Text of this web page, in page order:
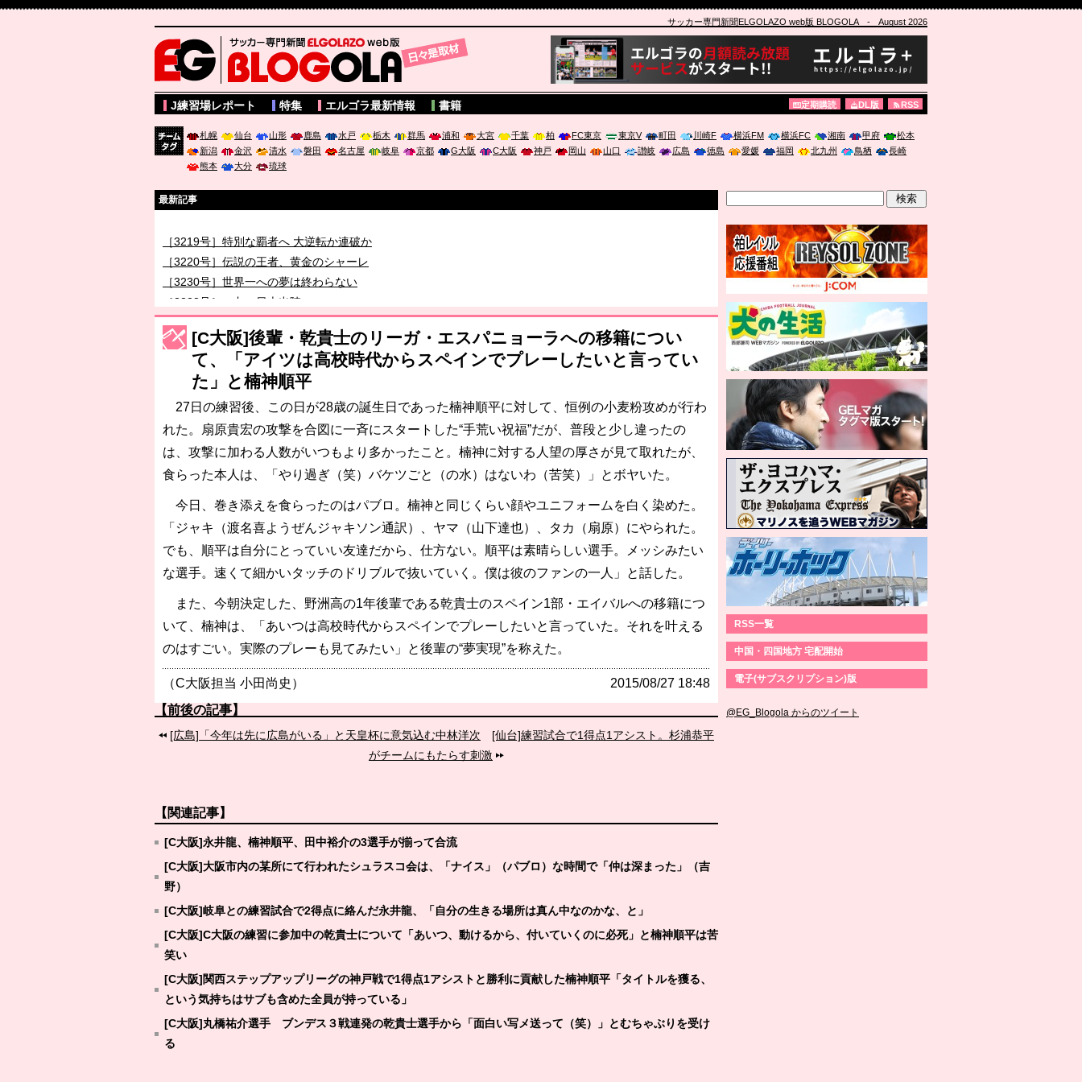
サッカー専門新聞ELGOLAZO web版 BLOGOLA- August 2026
サッカー専門新聞ELGOLAZO web版 BLOGOLA
J練習場レポート 特集 エルゴラ最新情報 書籍 定期購読 DL版 RSS
札幌 仙台 山形 鹿島 水戸 栃木 群馬 浦和 大宮 千葉 柏 FC東京 東京V 町田 川崎F 横浜FM 横浜FC 湘南 甲府
松本
新潟
金沢 清水 磐田 名古屋 岐阜 京都 G大阪 C大阪 神戸 岡山 山口 讃岐 広島 徳島 愛媛 福岡 北九州 鳥栖
長崎
熊本
大分 琉球
最新記事
［3219号］特別な覇者へ 大逆転か連破か
［3220号］伝説の王者、黄金のシャーレ
［3230号］世界一への夢は終わらない
［3223号］一丸。日本出陣
［3222号］史上最大のW杯開幕 注目は「個」
[C大阪]後輩・乾貴士のリーガ・エスパニョーラへの移籍につい
て、「アイツは高校時代からスペインでプレーしたいと言ってい
た」と楠神順平
27日の練習後、この日が28歳の誕生日であった楠神順平に対して、恒例の小麦粉攻めが行わ
れた。扇原貴宏の攻撃を合図に一斉にスタートした“手荒い祝福”だが、普段と少し違ったの
は、攻撃に加わる人数がいつもより多かったこと。楠神に対する人望の厚さが見て取れたが、
食らった本人は、「やり過ぎ（笑）バケツごと（の水）はないわ（苦笑）」とボヤいた。
今日、巻き添えを食らったのはパブロ。楠神と同じくらい顔やユニフォームを白く染めた。
「ジャキ（渡名喜ようぜんジャキソン通訳）、ヤマ（山下達也）、タカ（扇原）にやられた。
でも、順平は自分にとっていい友達だから、仕方ない。順平は素晴らしい選手。メッシみたい
な選手。速くて細かいタッチのドリブルで抜いていく。僕は彼のファンの一人」と話した。
また、今朝決定した、野洲高の1年後輩である乾貴士のスペイン1部・エイバルへの移籍につ
いて、楠神は、「あいつは高校時代からスペインでプレーしたいと言っていた。それを叶える
のはすごい。実際のプレーも見てみたい」と後輩の“夢実現”を称えた。
（C大阪担当 小田尚史） 2015/08/27 18:48
【前後の記事】
[広島]「今年は先に広島がいる」と天皇杯に意気込む中林洋次
[仙台]練習試合で1得点1アシスト。杉浦恭平
がチームにもたらす刺激
【関連記事】
[C大阪]永井龍、楠神順平、田中裕介の3選手が揃って合流
[C大阪]大阪市内の某所にて行われたシュラスコ会は、「ナイス」（パブロ）な時間で「仲は深まった」（吉
野）
[C大阪]岐阜との練習試合で2得点に絡んだ永井龍、「自分の生きる場所は真ん中なのかな、と」
[C大阪]C大阪の練習に参加中の乾貴士について「あいつ、動けるから、付いていくのに必死」と楠神順平は苦
笑い
[C大阪]関西ステップアップリーグの神戸戦で1得点1アシストと勝利に貢献した楠神順平「タイトルを獲る、
という気持ちはサブも含めた全員が持っている」
[C大阪]丸橋祐介選手 ブンデス３戦連発の乾貴士選手から「面白い写メ送って（笑）」とむちゃぶりを受け
る
RSS一覧
中国・四国地方 宅配開始
電子(サブスクリプション)版
@EG_Blogola からのツイート